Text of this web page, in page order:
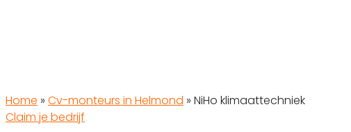
Home » Cv-monteurs in Helmond » NiHo klimaattechniek
Claim je bedrijf